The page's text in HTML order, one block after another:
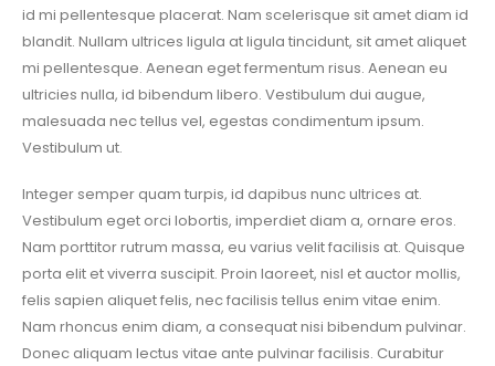
id mi pellentesque placerat. Nam scelerisque sit amet diam id
blandit. Nullam ultrices ligula at ligula tincidunt, sit amet aliquet
mi pellentesque. Aenean eget fermentum risus. Aenean eu
ultricies nulla, id bibendum libero. Vestibulum dui augue,
malesuada nec tellus vel, egestas condimentum ipsum.
Vestibulum ut.
Integer semper quam turpis, id dapibus nunc ultrices at.
Vestibulum eget orci lobortis, imperdiet diam a, ornare eros.
Nam porttitor rutrum massa, eu varius velit facilisis at. Quisque
porta elit et viverra suscipit. Proin laoreet, nisl et auctor mollis,
felis sapien aliquet felis, nec facilisis tellus enim vitae enim.
Nam rhoncus enim diam, a consequat nisi bibendum pulvinar.
Donec aliquam lectus vitae ante pulvinar facilisis. Curabitur